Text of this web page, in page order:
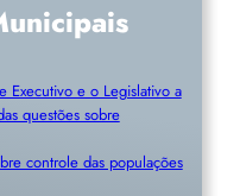
e o Legislativo a
questões sobre
controle das populações